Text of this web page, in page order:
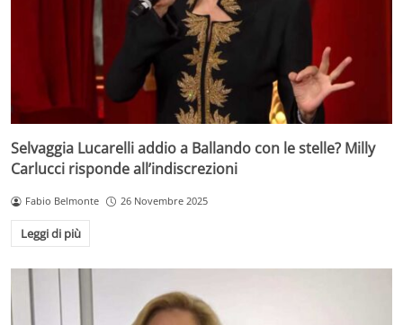
Selvaggia Lucarelli addio a Ballando con le stelle? Milly
Carlucci risponde all’indiscrezioni
Fabio Belmonte 26 Novembre 2025
Leggi di più